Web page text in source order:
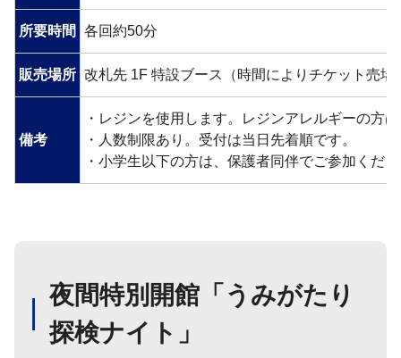
所要時間 各回約50分
販売場所 改札先 1F 特設ブース（時間によりチケット売
備考
・レジンを使用します。レジンアレルギーの方
・人数制限あり。受付は当日先着順です。
・小学生以下の方は、保護者同伴でご参加くだ
夜間特別開館「うみがたり
探検ナイト」